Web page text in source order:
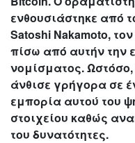
ενθουσιάστηκε από
Satoshi Nakamoto,
πίσω από αυτήν την
νομίσματος.
άνθισε γρήγορα σε
εμπορία αυτού του
στοιχείου καθώς
του δυνατότητες.